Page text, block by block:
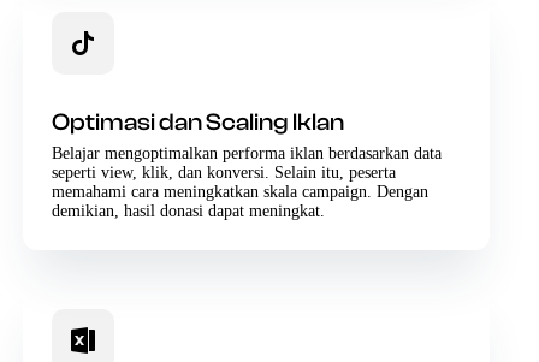
Optimasi dan Scaling Iklan
Belajar mengoptimalkan performa iklan berdasarkan data
seperti view, klik, dan konversi. Selain itu, peserta
memahami cara meningkatkan skala campaign. Dengan
demikian, hasil donasi dapat meningkat.